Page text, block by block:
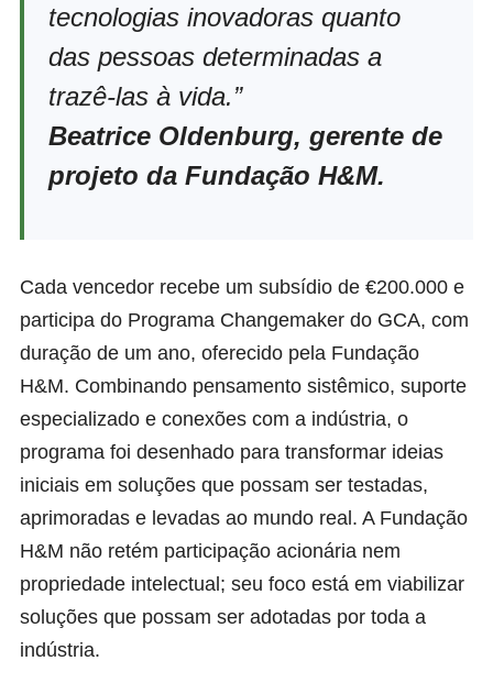
tecnologias inovadoras quanto
das pessoas determinadas a
trazê-las à vida.”
Beatrice Oldenburg, gerente de
projeto da Fundação H&M.
Cada vencedor recebe um subsídio de €200.000 e
participa do Programa Changemaker do GCA, com
duração de um ano, oferecido pela Fundação
H&M. Combinando pensamento sistêmico, suporte
especializado e conexões com a indústria, o
programa foi desenhado para transformar ideias
iniciais em soluções que possam ser testadas,
aprimoradas e levadas ao mundo real. A Fundação
H&M não retém participação acionária nem
propriedade intelectual; seu foco está em viabilizar
soluções que possam ser adotadas por toda a
indústria.